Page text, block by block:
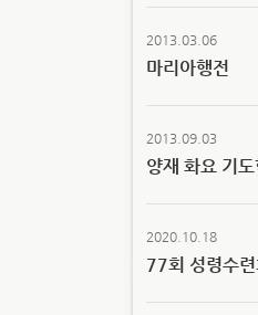
2013.03.06
마리아행전
2013.09.03
양재 화요 기
2020.10.18
77회 성령수련